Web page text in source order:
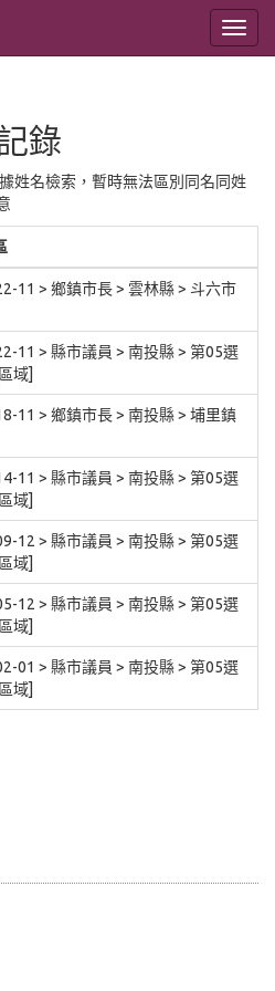
錄
姓名檢索，暫時無法區別同名同姓
11 > 鄉鎮市長 > 雲林縣 > 斗六市
11 > 縣市議員 > 南投縣 > 第05選
域]
11 > 鄉鎮市長 > 南投縣 > 埔里鎮
11 > 縣市議員 > 南投縣 > 第05選
域]
12 > 縣市議員 > 南投縣 > 第05選
域]
12 > 縣市議員 > 南投縣 > 第05選
域]
01 > 縣市議員 > 南投縣 > 第05選
域]